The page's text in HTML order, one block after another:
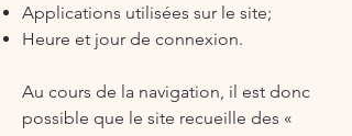
Applications utilisées sur le site;
Heure et jour de connexion.
Au cours de la navigation, il est donc
possible que le site recueille des «